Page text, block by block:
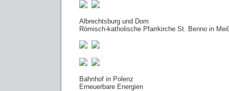
Albrechtsburg und Dom
Römisch-katholische Pfarrkirche St. Benno in
Bahnhof in Polenz
Erneuerbare Energien